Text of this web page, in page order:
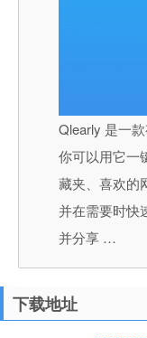
Qlearly 是一
你可以用它一
藏夹、喜欢的
并在需要时快
并分享 …
下载地址